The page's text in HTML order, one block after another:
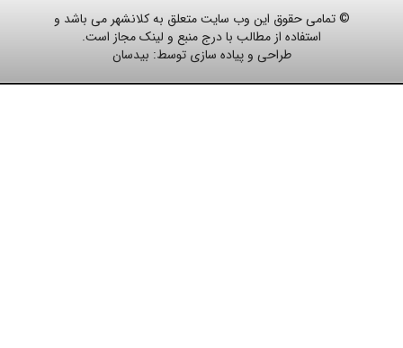
© تمامی حقوق این وب سایت متعلق به کلانشهر می باشد و
استفاده از مطالب با درج منبع و لینک مجاز است.
طراحی و پیاده سازی توسط: بیدسان